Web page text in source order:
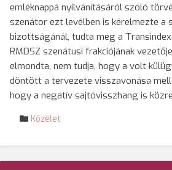
emléknappá nyilvánításáról szóló
szenátor ezt levélben is kérelmezte a
bizottságánál, tudta meg a Transindex.
RMDSZ szenátusi frakciójának
elmondta, nem tudja, hogy a volt
döntött a tervezete visszavonása
hogy a negatív sajtóvisszhang is
Közélet